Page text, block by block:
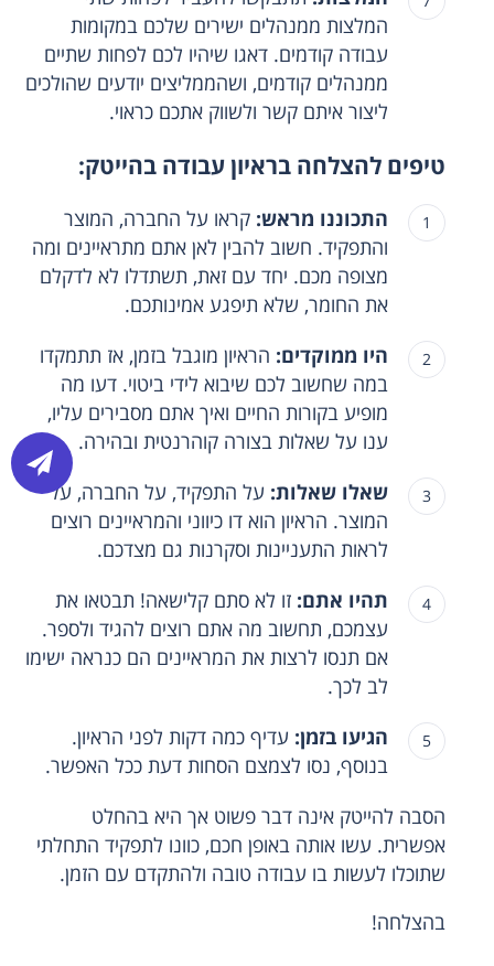
המלצות ממנהלים ישירים שלכם במקומות
עבודה קודמים. דאגו שיהיו לכם לפחות שתיים
ממנהלים קודמים, ושהממליצים יודעים שהולכים
ליצור איתם קשר ולשווק אתכם כראוי.
טיפים להצלחה בראיון עבודה בהייטק:
התכוננו מראש: קראו על החברה, המוצר
והתפקיד. חשוב להבין לאן אתם מתראיינים ומה
מצופה מכם. יחד עם זאת, תשתדלו לא לדקלם
את החומר, שלא תיפגע אמינותכם.
היו ממוקדים: הראיון מוגבל בזמן, אז תתמקדו
במה שחשוב לכם שיבוא לידי ביטוי. דעו מה
מופיע בקורות החיים ואיך אתם מסבירים עליו,
ענו על שאלות בצורה קוהרנטית ובהירה.
שאלו שאלות: על התפקיד, על החברה, על
המוצר. הראיון הוא דו כיווני והמראיינים רוצים
לראות התעניינות וסקרנות גם מצדכם.
תהיו אתם: זו לא סתם קלישאה! תבטאו את
עצמכם, תחשוב מה אתם רוצים להגיד ולספר.
אם תנסו לרצות את המראיינים הם כנראה ישימו
לב לכך.
הגיעו בזמן: עדיף כמה דקות לפני הראיון.
בנוסף, נסו לצמצם הסחות דעת ככל האפשר.
הסבה להייטק אינה דבר פשוט אך היא בהחלט
אפשרית. עשו אותה באופן חכם, כוונו לתפקיד התחלתי
שתוכלו לעשות בו עבודה טובה ולהתקדם עם הזמן.
בהצלחה!